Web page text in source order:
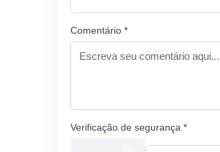
Comentário *
Verificação de segurança *